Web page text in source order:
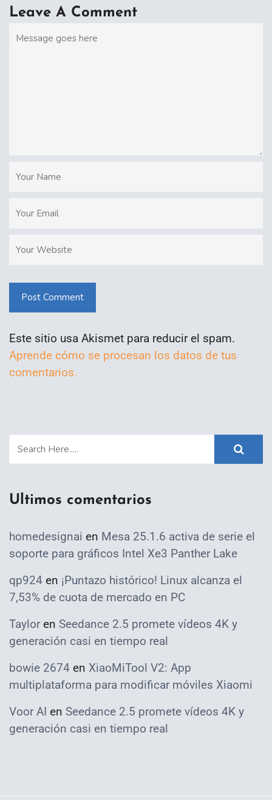
Leave A Comment
Post Comment
Este sitio usa Akismet para reducir el spam.
Aprende cómo se procesan los datos de tus
comentarios.
Ultimos comentarios
homedesignai en Mesa 25.1.6 activa de serie el
soporte para gráficos Intel Xe3 Panther Lake
qp924 en ¡Puntazo histórico! Linux alcanza el
7,53% de cuota de mercado en PC
Taylor en Seedance 2.5 promete vídeos 4K y
generación casi en tiempo real
bowie 2674 en XiaoMiTool V2: App
multiplataforma para modificar móviles Xiaomi
Voor AI en Seedance 2.5 promete vídeos 4K y
generación casi en tiempo real